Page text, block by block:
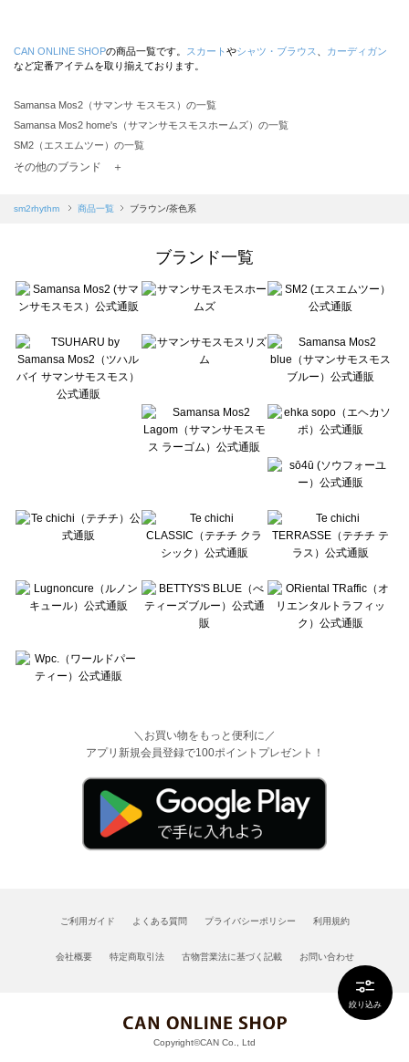
絞り込み
CAN ONLINE SHOPの商品一覧です。 スカート やシャツ・ブラウス
カーディガン
など定番アイテムを取り揃えております。
Samansa Mos2（サマンサ モスモス）の一覧
Samansa Mos2 home's（サマンサモスモスホームズ）の一覧
SM2（エスエムツー）の一覧
TSUHARU by Samansa Mos2（ツハルバイサマンサモスモス）の一覧
Samansa Mos2 blue（サマンサモスモス ブルー）の一覧
Te chichi（テチチ）の一覧
Te chichi CLASSIC（テチチ クラシック）の一覧
Lugnoncure（ルノンキュール）の一覧
BETTY'S BLUE（べティーズブルー）の一覧
Wpc.（ワールドパーティー）の一覧
その他のブランド ＋
sm2rhythm 商品一覧 ブラウン/茶色系
ブランド一覧
＼お買い物をもっと便利に／
アプリ新規会員登録で100ポイントプレゼント！
ご利用ガイド よくある質問 プライバシーポリシー 利用規約
会社概要 特定商取引法 古物営業法に基づく記載 お問い合わせ
Copyright©CAN Co., Ltd